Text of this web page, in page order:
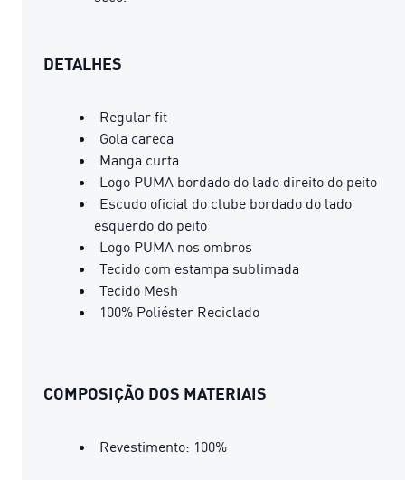
DETALHES
Regular fit
Gola careca
Manga curta
Logo PUMA bordado do lado direito do peito
Escudo oficial do clube bordado do lado
esquerdo do peito
Logo PUMA nos ombros
Tecido com estampa sublimada
Tecido Mesh
100% Poliéster Reciclado
COMPOSIÇÃO DOS MATERIAIS
Revestimento: 100%